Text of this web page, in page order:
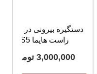
دستگیره بیرونی در عقب
راست هایما S5
3,000,000 تومان